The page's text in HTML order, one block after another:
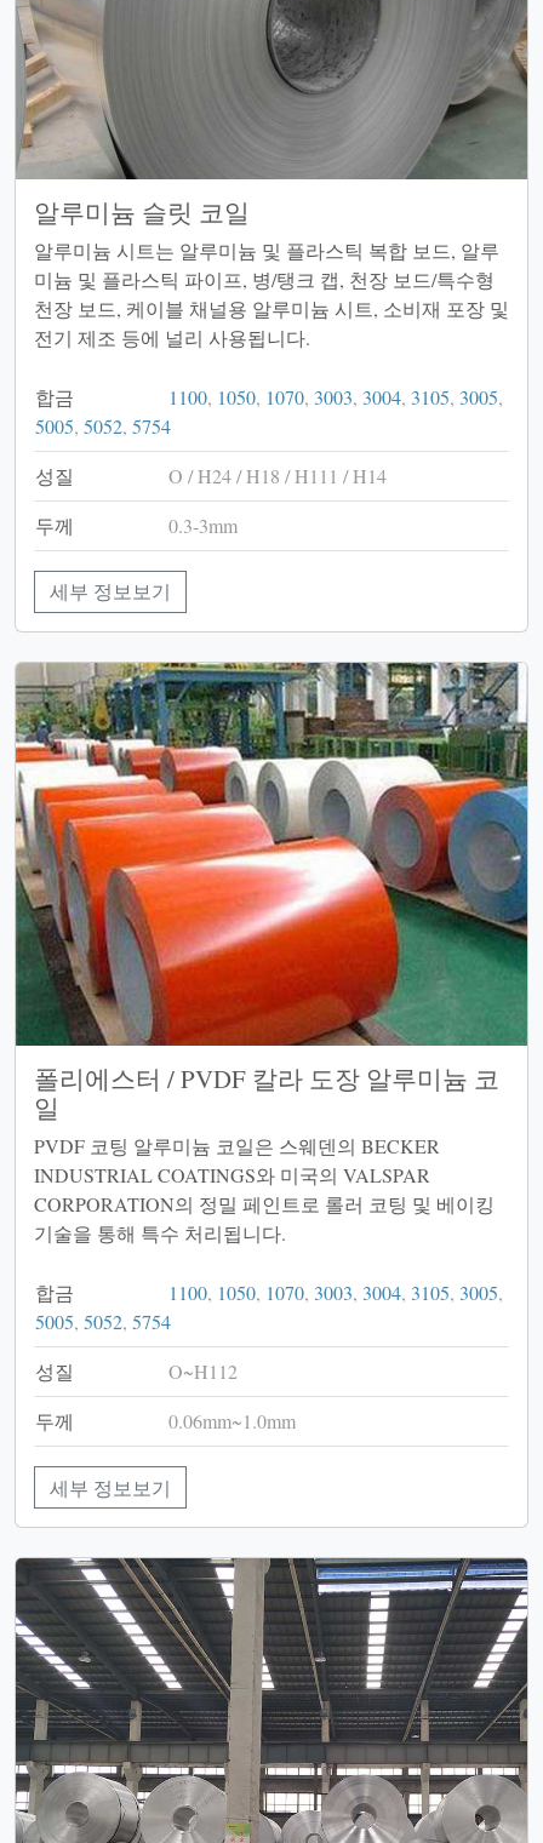
알루미늄 슬릿 코일
알루미늄 시트는 알루미늄 및 플라스틱 복합 보드, 알루
미늄 및 플라스틱 파이프, 병/탱크 캡, 천장 보드/특수형
천장 보드, 케이블 채널용 알루미늄 시트, 소비재 포장 및
전기 제조 등에 널리 사용됩니다.
합금 1100, 1050, 1070, 3003, 3004, 3105, 3005,
5005, 5052, 5754
성질
O / H24 / H18 / H111 / H14
두께
0.3-3mm
세부 정보보기
폴리에스터 / PVDF 칼라 도장 알루미늄 코
일
PVDF 코팅 알루미늄 코일은 스웨덴의 BECKER
INDUSTRIAL COATINGS와 미국의 VALSPAR
CORPORATION의 정밀 페인트로 롤러 코팅 및 베이킹
기술을 통해 특수 처리됩니다.
합금 1100, 1050, 1070, 3003, 3004, 3105, 3005,
5005, 5052, 5754
성질
O~H112
두께
0.06mm~1.0mm
세부 정보보기